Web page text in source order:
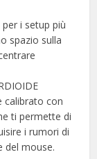
per i setup più
spazio sulla
calibrato con
ti permette di
i rumori di
del mouse.